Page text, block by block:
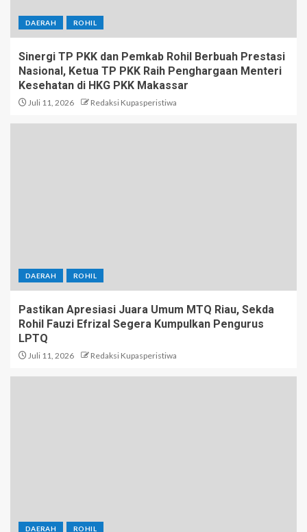
DAERAH ROHIL
Sinergi TP PKK dan Pemkab Rohil Berbuah Prestasi
Nasional, Ketua TP PKK Raih Penghargaan Menteri
Kesehatan di HKG PKK Makassar
Juli 11, 2026 Redaksi Kupasperistiwa
DAERAH ROHIL
Pastikan Apresiasi Juara Umum MTQ Riau, Sekda
Rohil Fauzi Efrizal Segera Kumpulkan Pengurus
LPTQ
Juli 11, 2026 Redaksi Kupasperistiwa
DAERAH ROHIL